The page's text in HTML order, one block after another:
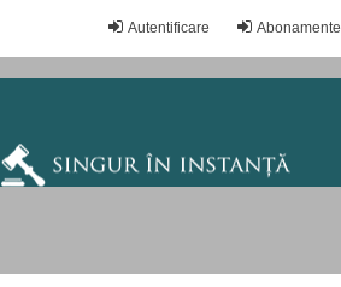
Abonamente
Autentificare